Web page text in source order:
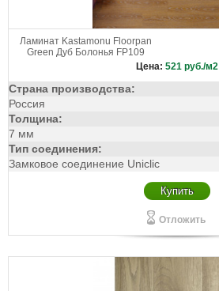
Ламинат Kastamonu Floorpan
Green Дуб Болонья FP109
Цена: 521 руб./м2
Страна производства:
Россия
Толщина:
7 мм
Тип соединения:
Замковое соединение Uniclic
Купить
Отложить